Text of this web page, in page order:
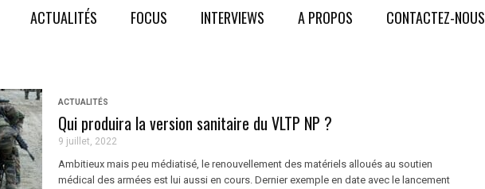
ACTUALITÉS FOCUS INTERVIEWS A PROPOS CONTACTEZ-NOUS
ACTUALITÉS
Qui produira la version sanitaire du VLTP NP ?
9 juillet, 2022
Ambitieux mais peu médiatisé, le renouvellement des matériels alloués au soutien
médical des armées est lui aussi en cours. Dernier exemple en date avec le lancement